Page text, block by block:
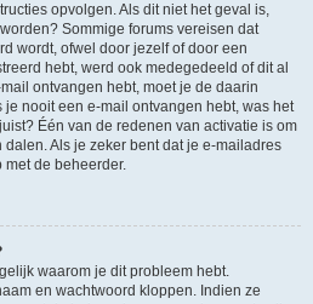
opvolgen. Als dit niet het geval is,
Sommige forums vereisen dat
wordt, ofwel door jezelf of door een
hebt, werd ook medegedeeld of dit al
ontvangen hebt, moet je de daarin
nooit een e-mail ontvangen hebt, was het
Één van de redenen van activatie is om
Als je zeker bent dat je e-mailadres
met de beheerder.
waarom je dit probleem hebt.
en wachtwoord kloppen. Indien ze